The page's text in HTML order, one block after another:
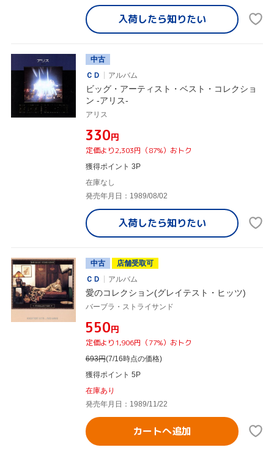
入荷したら知りたい
中古
ＣＤ
アルバム
ビッグ・アーティスト・ベスト・コレクショ
ン -アリス-
アリス
¥330円
定価より2,303円（87%）おトク
獲得ポイント 3P
在庫なし
発売年月日：1989/08/02
入荷したら知りたい
中古
店舗受取可
ＣＤ
アルバム
愛のコレクション(グレイテスト・ヒッツ)
バーブラ・ストライサンド
¥550円
定価より1,906円（77%）おトク
693円(7/16時点の価格)
獲得ポイント 5P
在庫あり
発売年月日：1989/11/22
カートへ追加